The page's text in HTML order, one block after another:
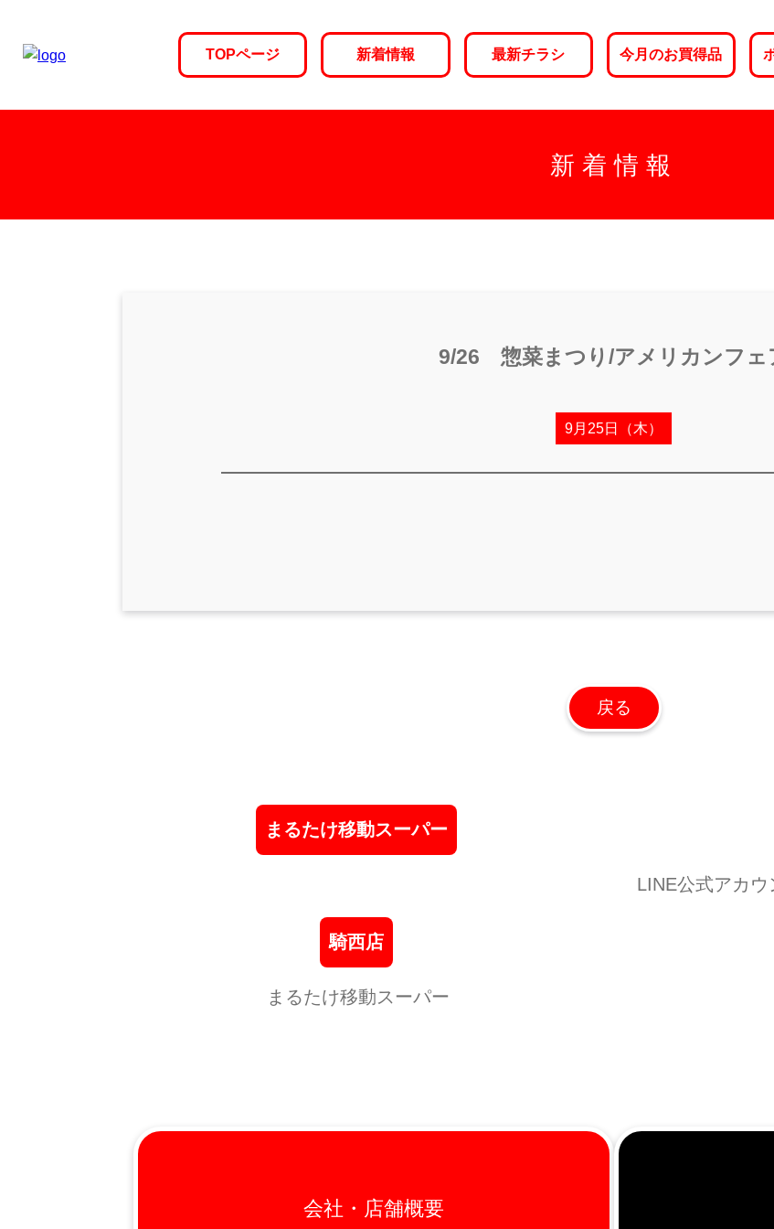
TOPページ 新着情報 最新チラシ 今月のお買得品
新着情報
9/26 惣菜まつり/アメリカンフェ
9月25日（木）
戻る
まるたけ移動スーパー
LINE公式アカ
騎西店
まるたけ移動スーパー
会社・店舗概要